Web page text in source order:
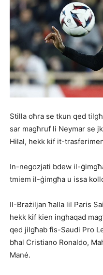
Stilla oħra se tkun qed
sar magħruf li Neymar se
Hilal, hekk kif it-
In-negozjati bdew il-
tmiem il-ġimgħa u issa
Il-Brażiljan ħalla lil Paris
hekk kif kien ingħaqad
qed jilgħab fis-Saudi Pro
bħal Cristiano Ronaldo,
Mané.